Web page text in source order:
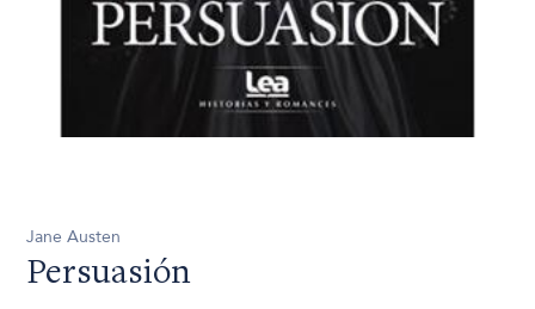
Jane Austen
Persuasión